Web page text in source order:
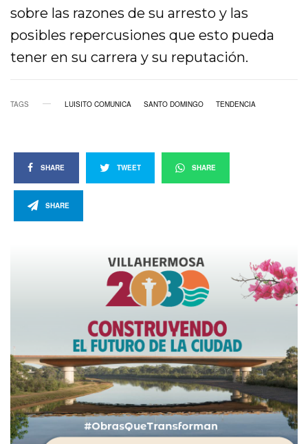
sobre las razones de su arresto y las
posibles repercusiones que esto pueda
tener en su carrera y su reputación.
TAGS LUISITO COMUNICA SANTO DOMINGO TENDENCIA
SHARE TWEET SHARE
SHARE